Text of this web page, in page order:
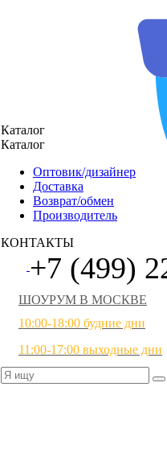
Каталог
Каталог
Оптовик/дизайнер
Доставка
Возврат/обмен
Производитель
КОНТАКТЫ
+7 (499)
ШОУРУМ В МОСКВЕ
10:00-18:00 будние дни
11:00-17:00 выходные дни